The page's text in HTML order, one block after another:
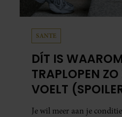
SANTE
DÍT IS
TRAPLOPEN
VOELT
NIET AAN JE
Je wil meer aan je